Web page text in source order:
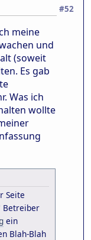
#52
meine
und
(soweit
Es gab
Was ich
wollte
Seite
Betreiber
ein
Blah-Blah